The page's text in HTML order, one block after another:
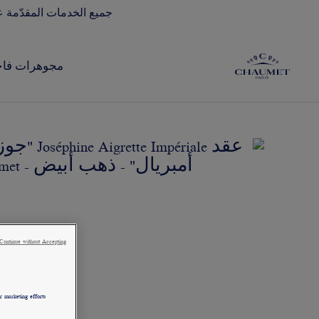
جميع الخدمات
مجوهرات
efforts.
Continue without Accepting